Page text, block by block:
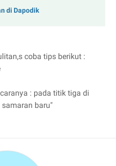
di Dapodik
coba tips berikut :
: pada titik tiga di
baru"